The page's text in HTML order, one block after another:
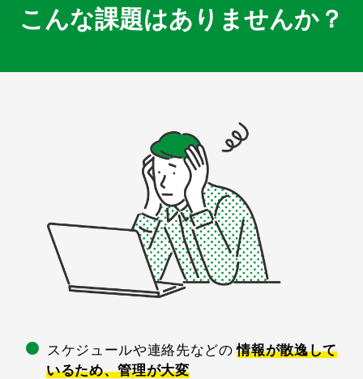
こんな課題はありませんか？
スケジュールや連絡先などの情報が散逸して
いるため、管理が大変